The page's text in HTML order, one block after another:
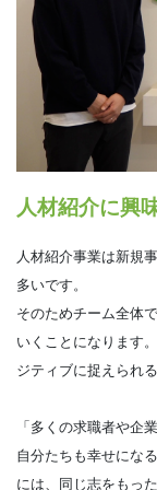
人材紹介に興
人材紹介事業は新規
多いです。
そのためチーム全体
いくことになります
ジティブに捉えられ
「多くの求職者や企
自分たちも幸せにな
には、同じ志をもっ